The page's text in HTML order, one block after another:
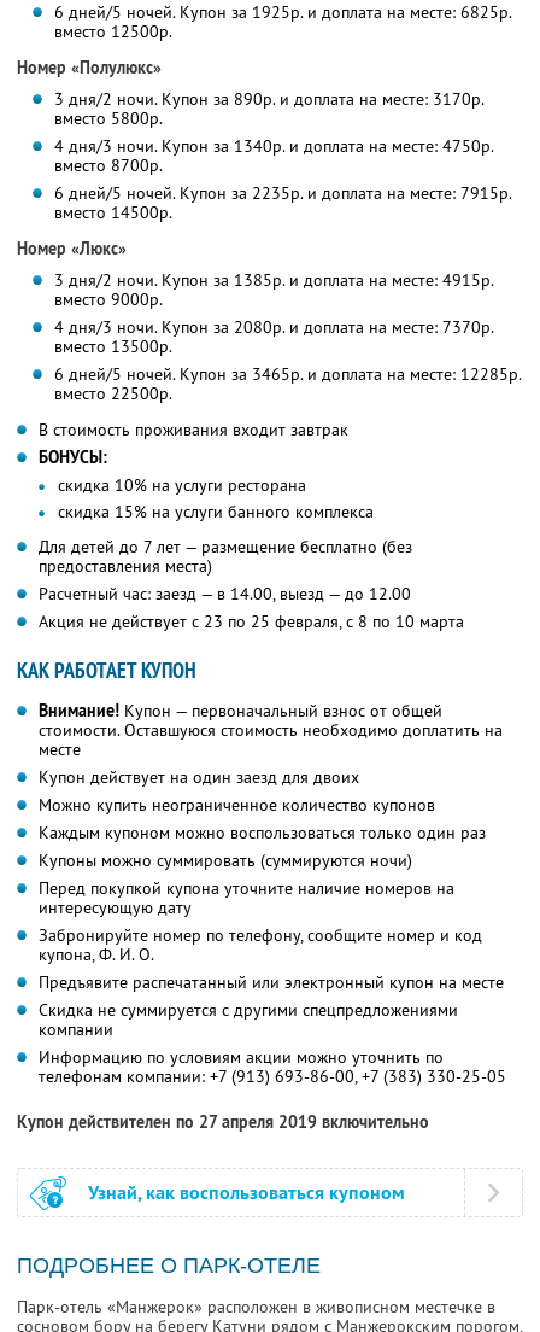
6 дней/5 ночей. Купон за 1925р. и доплата на месте: 6825р.
вместо 12500р.
Номер «Полулюкс»
3 дня/2 ночи. Купон за 890р. и доплата на месте: 3170р.
вместо 5800р.
4 дня/3 ночи. Купон за 1340р. и доплата на месте: 4750р.
вместо 8700р.
6 дней/5 ночей. Купон за 2235р. и доплата на месте: 7915р.
вместо 14500р.
Номер «Люкс»
3 дня/2 ночи. Купон за 1385р. и доплата на месте: 4915р.
вместо 9000р.
4 дня/3 ночи. Купон за 2080р. и доплата на месте: 7370р.
вместо 13500р.
6 дней/5 ночей. Купон за 3465р. и доплата на месте: 12285р.
вместо 22500р.
В стоимость проживания входит завтрак
БОНУСЫ:
скидка 10% на услуги ресторана
скидка 15% на услуги банного комплекса
Для детей до 7 лет — размещение бесплатно (без
предоставления места)
Расчетный час: заезд — в 14.00, выезд — до 12.00
Акция не действует с 23 по 25 февраля, с 8 по 10 марта
КАК РАБОТАЕТ КУПОН
Внимание! Купон — первоначальный взнос от общей
стоимости. Оставшуюся стоимость необходимо доплатить на
месте
Купон действует на один заезд для двоих
Можно купить неограниченное количество купонов
Каждым купоном можно воспользоваться только один раз
Купоны можно суммировать (суммируются ночи)
Перед покупкой купона уточните наличие номеров на
интересующую дату
Забронируйте номер по телефону, сообщите номер и код
купона, Ф. И. О.
Предъявите распечатанный или электронный купон на месте
Скидка не суммируется с другими спецпредложениями
компании
Информацию по условиям акции можно уточнить по
телефонам компании: +7 (913) 693-86-00,+7 (383) 330-25-05
Купон действителен по 27 апреля 2019 включительно
Узнай, как воспользоваться купоном
ПОДРОБНЕЕ О ПАРК-ОТЕЛЕ
Парк-отель «Манжерок» расположен в живописном местечке в
сосновом бору на берегу Катуни рядом с Манжерокским порогом,